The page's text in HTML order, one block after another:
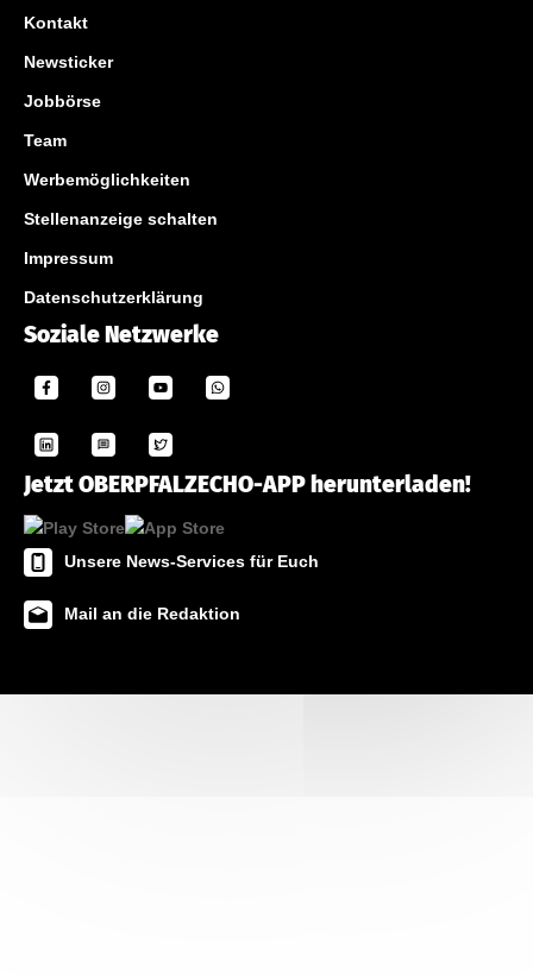
Kontakt
Newsticker
Jobbörse
Team
Werbemöglichkeiten
Stellenanzeige schalten
Impressum
Datenschutzerklärung
Soziale Netzwerke
Jetzt OBERPFALZECHO-APP herunterladen!
Unsere News-Services für Euch
Mail an die Redaktion